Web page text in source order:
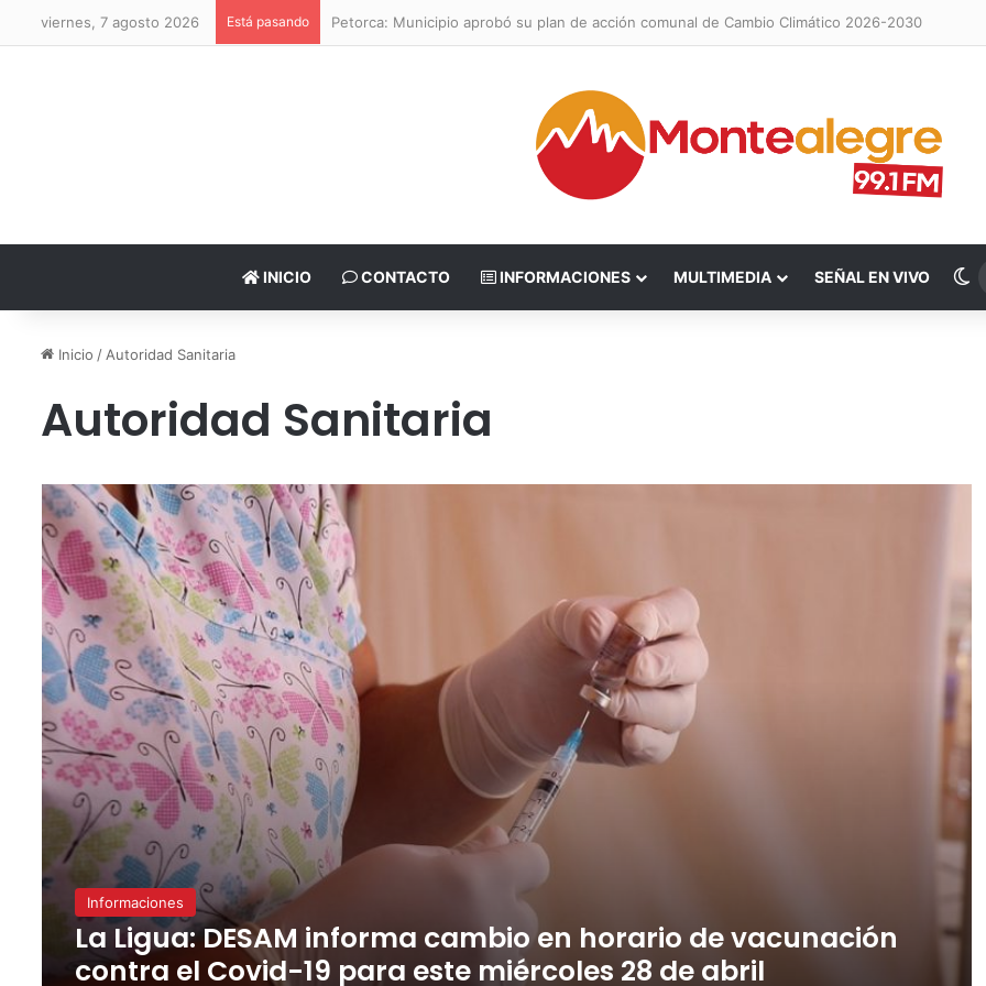
viernes, 7 agosto 2026 Está pasando Petorca: Municipio aprobó su plan de acción comunal de Cambio Climático 2026-2030
INICIO CONTACTO INFORMACIONES MULTIMEDIA SEÑAL EN VIVO
Inicio / Autoridad Sanitaria
Autoridad Sanitaria
Informaciones
La Ligua: DESAM informa cambio en horario de vacunación
contra el Covid-19 para este miércoles 28 de abril